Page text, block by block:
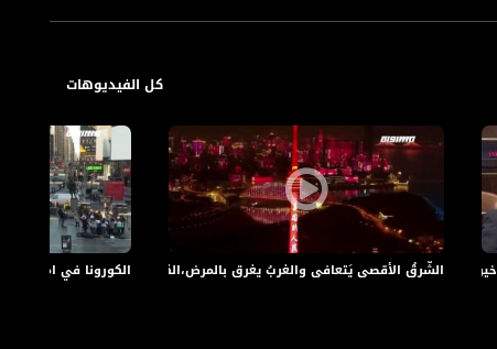
كل الفيديوهات
الكورونا في امريكا : منالشّرقُ الأقصى يَتعافى والغربُ يغرق بالمرض،الكاملة،أكتواليا،10.04.20،مساواة
نحن ذاهبون الى انتخابات رابعة؟،الكاملة،أكتواليا15.4